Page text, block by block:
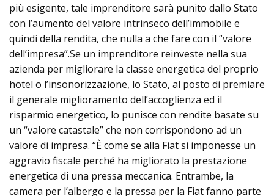
più esigente, tale imprenditore sarà punito dallo Stato
con l’aumento del valore intrinseco dell’immobile e
quindi della rendita, che nulla a che fare con il “valore
dell’impresa”.Se un imprenditore reinveste nella sua
azienda per migliorare la classe energetica del proprio
hotel o l’insonorizzazione, lo Stato, al posto di premiare
il generale miglioramento dell’accoglienza ed il
risparmio energetico, lo punisce con rendite basate su
un “valore catastale” che non corrispondono ad un
valore di impresa. “È come se alla Fiat si imponesse un
aggravio fiscale perché ha migliorato la prestazione
energetica di una pressa meccanica. Entrambe, la
camera per l’albergo e la pressa per la Fiat fanno parte